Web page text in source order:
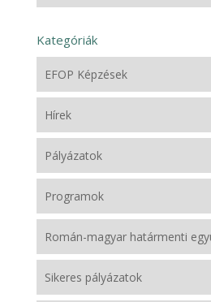
Kategóriák
EFOP Képzések
Hírek
Pályázatok
Programok
Román-magyar határmenti
Sikeres pályázatok